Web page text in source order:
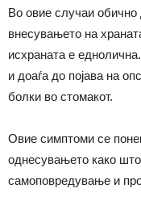
Во овие случаи
внесувањето на
исхраната е
и доаѓа до појава на
болки во стомакот.
Овие симптоми се
однесувањето како што
самоповредување и